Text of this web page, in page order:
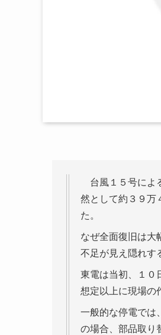
台風１５号によ
然として約３９万
た。
なぜ全面復旧は大
不足が見え隠れす
東電は当初、１０
想定以上に現場の
一般的な停電では
の場合、部品取り